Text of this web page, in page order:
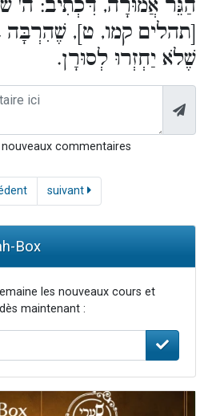
הַגֵּר אֲמוּרָה, דִּכְתִיב: ה'
[תהלים קמו, ט], שֶׁהִרְבָּה
שֶׁלֹא יַחְזְרוּ לְסוּרָן.
commentaires
suivant
Box
les nouveaux cours et
maintenant :